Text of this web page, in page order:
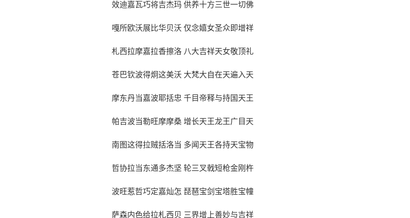
效迪嘉瓦巧将吉杰玛 供养十方三世一切佛
嘎所欧沃展比华贝沃 仅念嬉女圣众即增祥
札西拉摩嘉拉香擦洛 八大吉祥天女敬顶礼
苍巴钦波得炯这美沃 大梵大自在天遍入天
摩东丹当嘉波耶括忠 千目帝释与持国天王
帕吉波当勒旺摩摩桑 增长天王龙王广目天
南图这得拉贼括洛当 多闻天王各持天宝物
哲协拉当东通多杰坚 轮三叉戟短枪金刚杵
波旺惹哲巧定嘉灿怎 琵琶宝剑宝塔胜宝幢
萨森内色给拉札西贝 三界增上善妙与吉祥